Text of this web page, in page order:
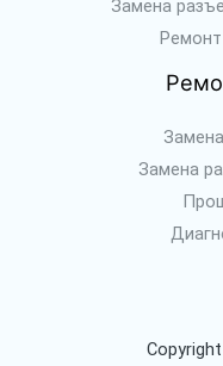
Замена
Ремонт
Замена